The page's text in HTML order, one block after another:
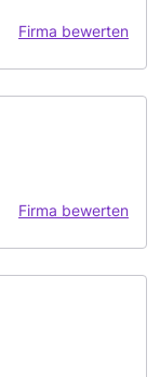
Firma bewerten
Firma bewerten